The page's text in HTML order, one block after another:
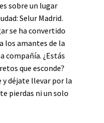
sobre un lugar
Selur Madrid.
se ha convertido
los amantes de la
compañía. ¿Estás
que esconde?
y déjate llevar por la
pierdas ni un solo